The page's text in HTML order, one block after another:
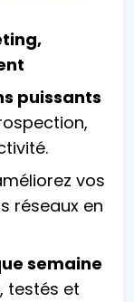
puissants
vos
réseaux en
semaine
testés et